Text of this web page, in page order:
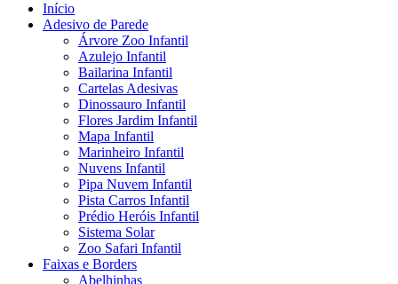
Início
Adesivo de Parede
Árvore Zoo Infantil
Azulejo Infantil
Bailarina Infantil
Cartelas Adesivas
Dinossauro Infantil
Flores Jardim Infantil
Mapa Infantil
Marinheiro Infantil
Nuvens Infantil
Pipa Nuvem Infantil
Pista Carros Infantil
Prédio Heróis Infantil
Sistema Solar
Zoo Safari Infantil
Faixas e Borders
Abelhinhas